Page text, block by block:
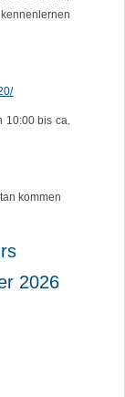
bis ca.
kommen
2026